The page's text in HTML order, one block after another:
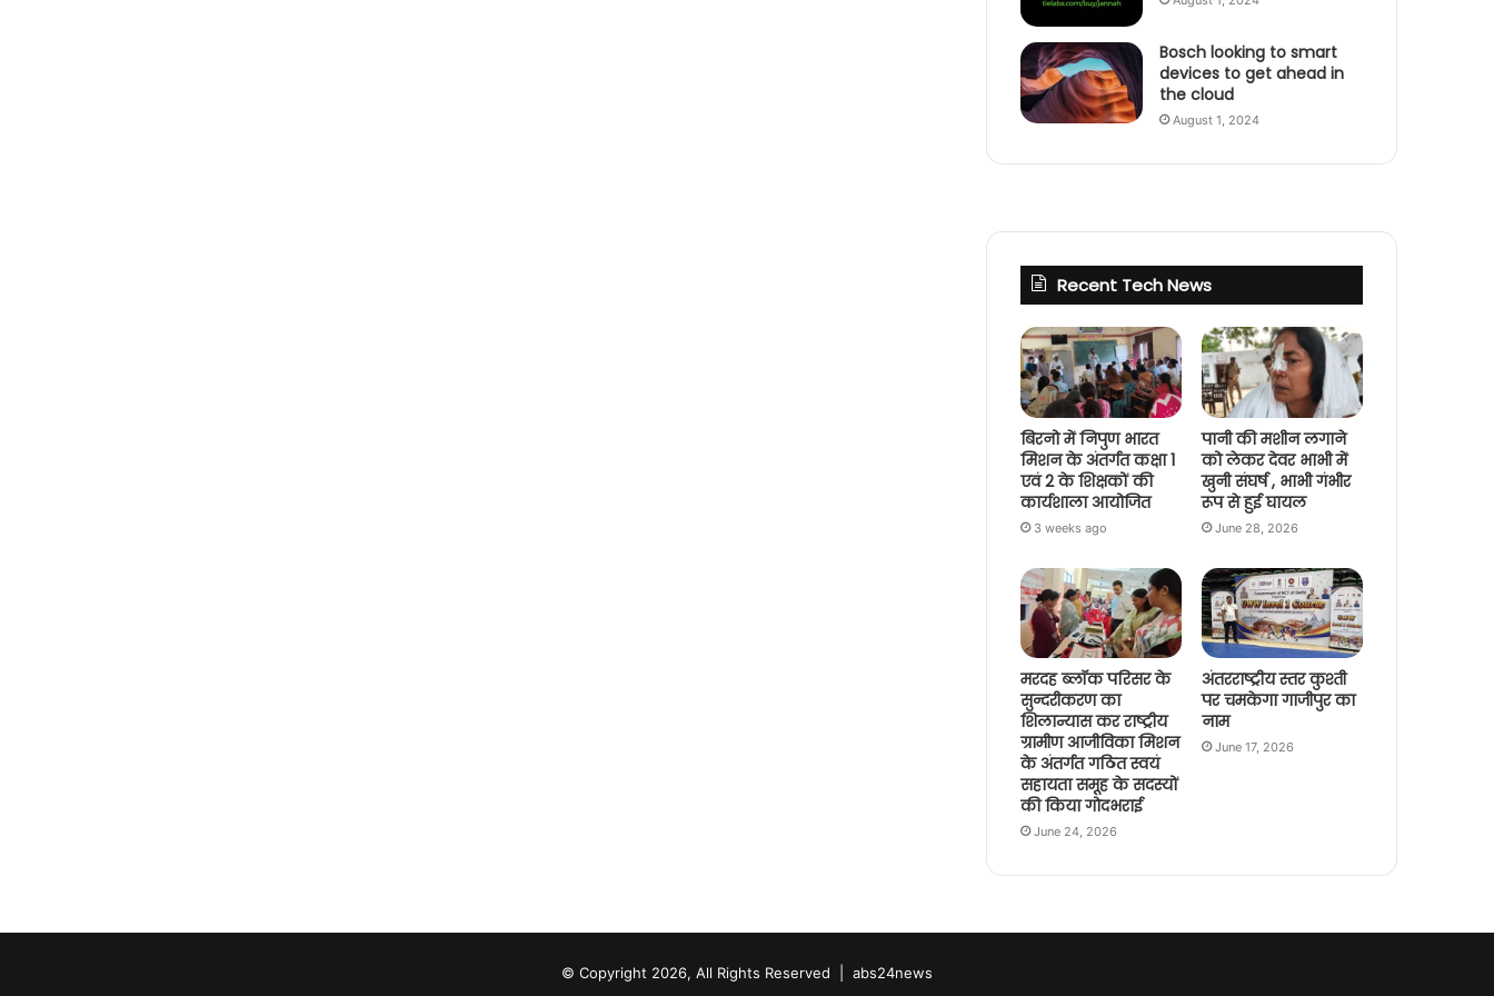
Bosch looking to smart
devices to get ahead in
the cloud
August 1, 2024
Recent Tech News
बिरनो में निपुण भारत
मिशन के अंतर्गत कक्षा 1
एवं 2 के शिक्षकों की
कार्यशाला आयोजित
3 weeks ago
पानी की मशीन लगाने
को लेकर देवर भाभी में
खुनी संघर्ष , भाभी गंभीर
रूप से हुई घायल
June 28, 2026
मरदह ब्लॉक परिसर के
सुन्दरीकरण का
शिलान्यास कर राष्ट्रीय
ग्रामीण आजीविका मिशन
के अंतर्गत गठित स्वयं
सहायता समूह के सदस्यों
की किया गोदभराई
June 24, 2026
अंतरराष्ट्रीय स्तर कुश्ती
पर चमकेगा गाजीपुर का
नाम
June 17, 2026
© Copyright 2026, All Rights Reserved | abs24news